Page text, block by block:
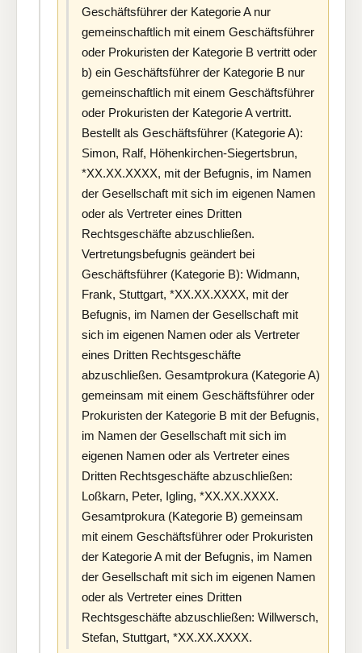
Geschäftsführer der Kategorie A nur
gemeinschaftlich mit einem Geschäftsführer
oder Prokuristen der Kategorie B vertritt oder
b) ein Geschäftsführer der Kategorie B nur
gemeinschaftlich mit einem Geschäftsführer
oder Prokuristen der Kategorie A vertritt.
Bestellt als Geschäftsführer (Kategorie A):
Simon, Ralf, Höhenkirchen-Siegertsbrun,
*XX.XX.XXXX, mit der Befugnis, im Namen
der Gesellschaft mit sich im eigenen Namen
oder als Vertreter eines Dritten
Rechtsgeschäfte abzuschließen.
Vertretungsbefugnis geändert bei
Geschäftsführer (Kategorie B): Widmann,
Frank, Stuttgart, *XX.XX.XXXX, mit der
Befugnis, im Namen der Gesellschaft mit
sich im eigenen Namen oder als Vertreter
eines Dritten Rechtsgeschäfte
abzuschließen. Gesamtprokura (Kategorie A)
gemeinsam mit einem Geschäftsführer oder
Prokuristen der Kategorie B mit der Befugnis,
im Namen der Gesellschaft mit sich im
eigenen Namen oder als Vertreter eines
Dritten Rechtsgeschäfte abzuschließen:
Loßkarn, Peter, Igling, *XX.XX.XXXX.
Gesamtprokura (Kategorie B) gemeinsam
mit einem Geschäftsführer oder Prokuristen
der Kategorie A mit der Befugnis, im Namen
der Gesellschaft mit sich im eigenen Namen
oder als Vertreter eines Dritten
Rechtsgeschäfte abzuschließen: Willwersch,
Stefan, Stuttgart, *XX.XX.XXXX.